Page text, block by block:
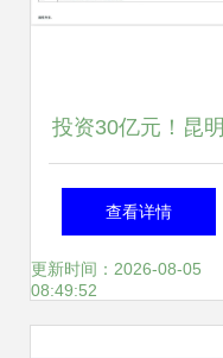
投资30亿元！昆明
再添大型文旅项目
雪山花海星空营
查看详情
更新时间：2026-08-05
08:49:52